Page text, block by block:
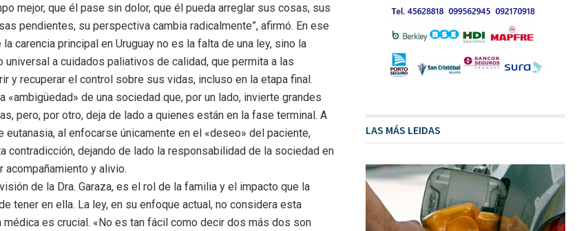
mejor, que él pase sin dolor, que él pueda arreglar sus cosas, sus
pendientes, su perspectiva cambia radicalmente”, afirmó. En ese
carencia principal en Uruguay no es la falta de una ley, sino la
universal a cuidados paliativos de calidad, que permita a las
y recuperar el control sobre sus vidas, incluso en la etapa final.
«ambigüedad» de una sociedad que, por un lado, invierte grandes
pero, por otro, deja de lado a quienes están en la fase terminal. A
eutanasia, al enfocarse únicamente en el «deseo» del paciente,
contradicción, dejando de lado la responsabilidad de la sociedad en
acompañamiento y alivio.
de la Dra. Garaza, es el rol de la familia y el impacto que la
tener en ella. La ley, en su enfoque actual, no considera esta
médica es crucial. «No es tan fácil como decir dos más dos son
LAS MÁS LEIDAS